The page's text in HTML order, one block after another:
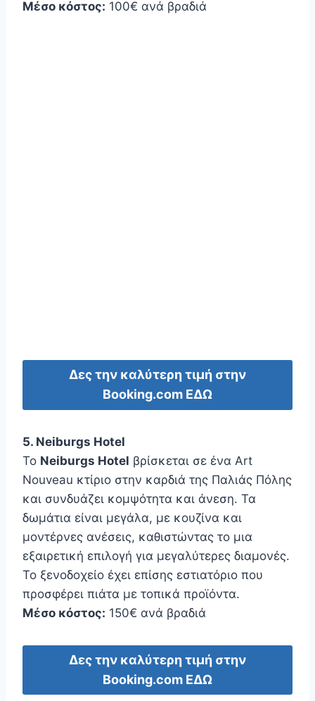
Μέσο κόστος: 100€ ανά βραδιά
Δες την καλύτερη τιμή στην
Booking.com ΕΔΩ
5. Neiburgs Hotel
Το Neiburgs Hotel βρίσκεται σε ένα Art
Nouveau κτίριο στην καρδιά της Παλιάς Πόλης
και συνδυάζει κομψότητα και άνεση. Τα
δωμάτια είναι μεγάλα, με κουζίνα και
μοντέρνες ανέσεις, καθιστώντας το μια
εξαιρετική επιλογή για μεγαλύτερες διαμονές.
Το ξενοδοχείο έχει επίσης εστιατόριο που
προσφέρει πιάτα με τοπικά προϊόντα.
Μέσο κόστος: 150€ ανά βραδιά
Δες την καλύτερη τιμή στην
Booking.com ΕΔΩ